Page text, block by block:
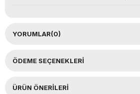
YORUMLAR(0)
ÖDEME SEÇENEKLERI
ÜRÜN ÖNERILERI